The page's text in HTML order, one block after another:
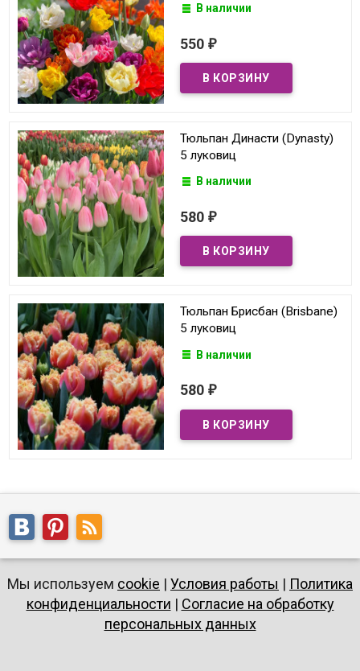
В наличии
550 ₽
Тюльпан Династи (Dynasty)
5 луковиц
В наличии
580 ₽
Тюльпан Брисбан (Brisbane)
5 луковиц
В наличии
580 ₽
Мы используем cookie | Условия работы | Политика
конфиденциальности | Согласие на обработку
персональных данных